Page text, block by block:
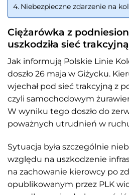
Niebezpieczne zdarzenie na
Ciężarówka z
uszkodziła sieć trakcyjną
Jak informują Polskie Linie
doszło 26 maja w Giżycku.
wjechał pod sieć trakcyjną z
czyli samochodowym
W wyniku tego doszło do
poważnych utrudnień w
Sytuacja była szczególnie
względu na uszkodzenie
na zachowanie kierowcy po
opublikowanym przez PLK